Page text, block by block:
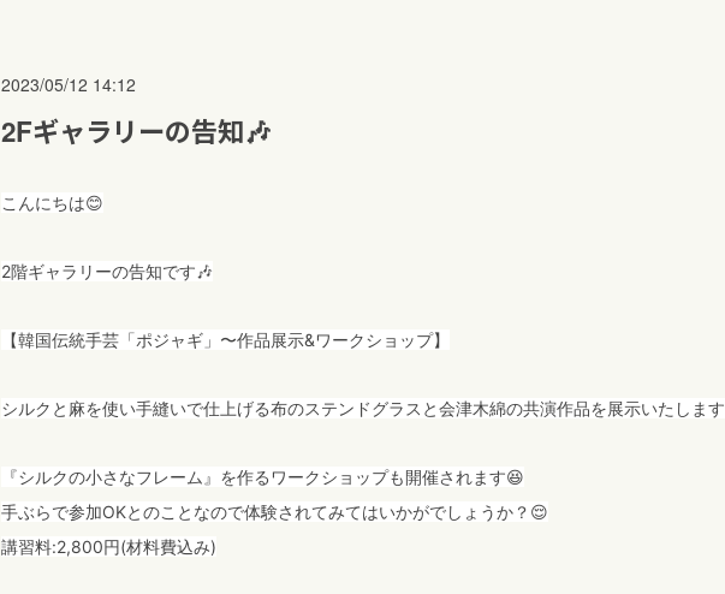
2Fギャラリーの告知🎶
2023/05/12 14:12
こんにちは😊
2階ギャラリーの告知です🎶
【韓国伝統手芸「ポジャギ」〜作品展示&ワークショップ】
シルクと麻を使い手縫いで仕上げる布のステンドグラスと会津木綿の共演作品を展示いたしま
『シルクの小さなフレーム』を作るワークショップも開催されます😆
手ぶらで参加OKとのことなので体験されてみてはいかがでしょうか？😌
講習料:2,800円(材料費込み)